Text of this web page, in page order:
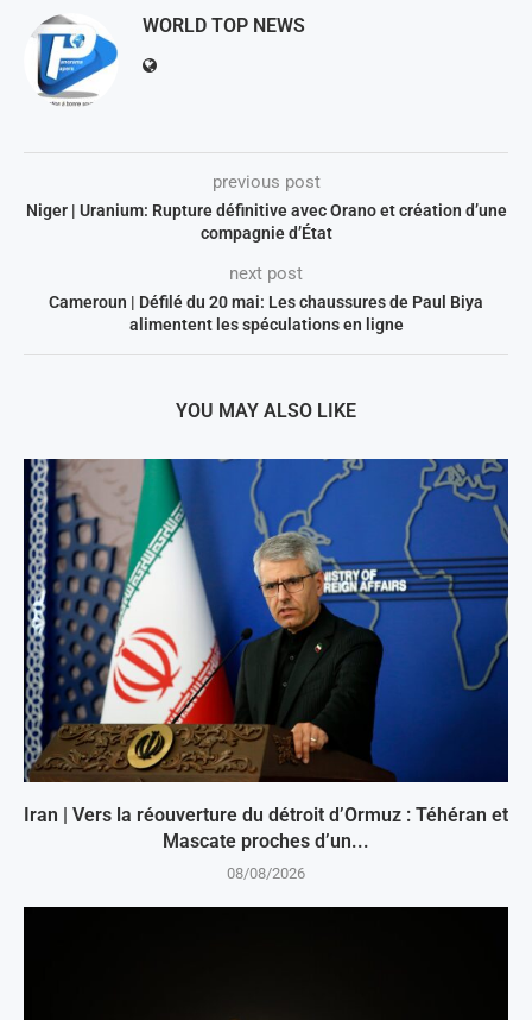
WORLD TOP NEWS
previous post
Niger | Uranium: Rupture définitive avec Orano et création d’une
compagnie d’État
next post
Cameroun | Défilé du 20 mai: Les chaussures de Paul Biya
alimentent les spéculations en ligne
YOU MAY ALSO LIKE
Iran | Vers la réouverture du détroit d’Ormuz : Téhéran et
Mascate proches d’un...
08/08/2026